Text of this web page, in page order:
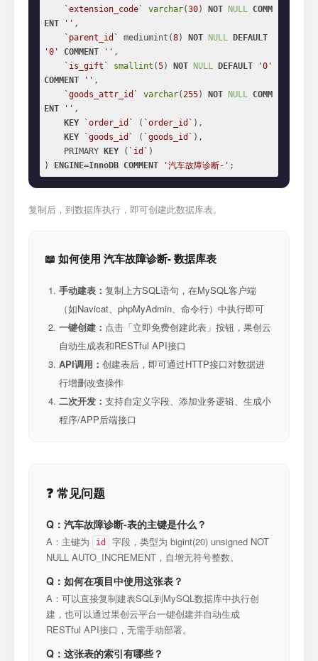
`extension_code` varchar(30) NOT NULL COMM
ENT
'' ,
`parent_id`
mediumint(8) NOT NULL
DEFAULT
'0'
COMMENT '' ,
`is_gift`
smallint (5) NOT NULL DEFAULT
'0'
COMMENT
'' ,
`goods_attr_id`
varchar(255) NOT NULL COMM
ENT
'' ,
KEY
`order_id` ( `order_id` ),
KEY
`goods_id` ( `goods_id` ),
    PRIMARY
KEY ( `id` )
)
ENGINE=InnoDB COMMENT '汽车故障诊断-' ;
复制后，到数据库执行，即可创建此数据库表。
📖 如何使用 汽车故障诊断- 数据库表
手动建表： 复制上方SQL语句，在MySQL客户端
（如Navicat、phpMyAdmin、命令行）中执行即可
一键创建： 点击「立即免费创建此表」按钮，果创云
自动生成表和RESTful API接口
API调用： 创建表后，即可通过HTTP接口对数据进
行增删改查操作
二次开发： 支持自定义字段、添加业务逻辑、生成小
程序/APP后端接口
❓ 常见问题
Q：汽车故障诊断-表的主键是什么？
A：主键为 id
字段，类型为 bigint(20) unsigned NOT
NULL AUTO_INCREMENT，自增无符号整数。
Q：如何在项目中使用这张表？
A：可以直接复制建表SQL到MySQL数据库中执行创
建，也可以通过果创云平台一键创建并自动生成
RESTful API接口，无需手动部署。
Q：这张表的索引有哪些？